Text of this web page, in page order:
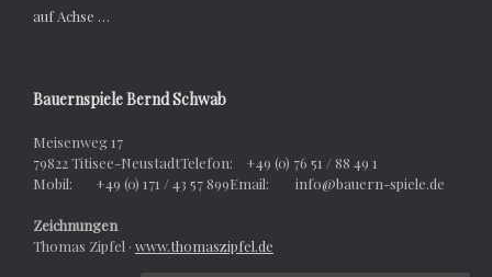
auf Achse …
Bauernspiele Bernd Schwab
Meisenweg 17
79822 Titisee-NeustadtTelefon: +49 (0) 76 51 / 88 49 1
Mobil: +49 (0) 171 / 43 57 899Email: info@bauern-spiele.de
Zeichnungen
Thomas Zipfel · www.thomaszipfel.de